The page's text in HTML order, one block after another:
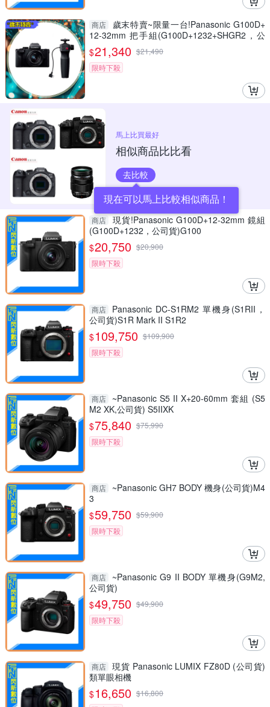
商店
歲末特賣~限量一台!Panasonic G100D+
12-32mm 把手組(G100D+1232+SHGR2，公
司貨)
$21,340 $21,490
限時下殺
馬上比買最好
相似商品比比看
去比較
現在可以馬上比較相似商品！
商店
現貨!Panasonic G100D+12-32mm 鏡組
(G100D+1232，公司貨)G100
$20,750 $20,900
限時下殺
商店
Panasonic DC-S1RM2 單機身(S1RII，
公司貨)S1R Mark II S1R2
$109,750 $109,900
限時下殺
商店
~Panasonic S5 II X+20-60mm 套組 (S5
M2 XK,公司貨) S5IIXK
$75,840 $75,990
限時下殺
商店
~Panasonic GH7 BODY 機身(公司貨)M4
3
$59,750 $59,900
限時下殺
商店
~Panasonic G9 II BODY 單機身(G9M2,
公司貨)
$49,750 $49,900
限時下殺
商店 現貨 Panasonic LUMIX FZ80D (公司貨)
類單眼相機
$16,650 $16,800